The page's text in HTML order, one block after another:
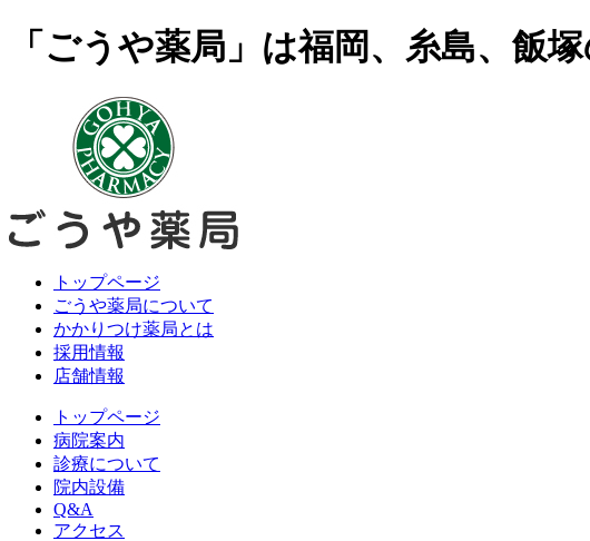
「ごうや薬局」は福岡、糸島、飯
トップページ
ごうや薬局について
かかりつけ薬局とは
採用情報
店舗情報
トップページ
病院案内
診療について
院内設備
Q&A
アクセス